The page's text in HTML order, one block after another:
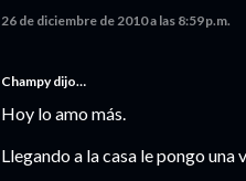
26 de diciembre de 2010 a las 8:59 p.m.
Champydijo…
Hoy lo amo más.
Llegando a la casa le pongo una